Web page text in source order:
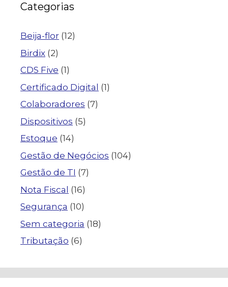
Categorias
Beija-flor (12)
Birdix (2)
CDS Five (1)
Certificado Digital (1)
Colaboradores (7)
Dispositivos (5)
Estoque (14)
Gestão de Negócios (104)
Gestão de TI (7)
Nota Fiscal (16)
Segurança (10)
Sem categoria (18)
Tributação (6)